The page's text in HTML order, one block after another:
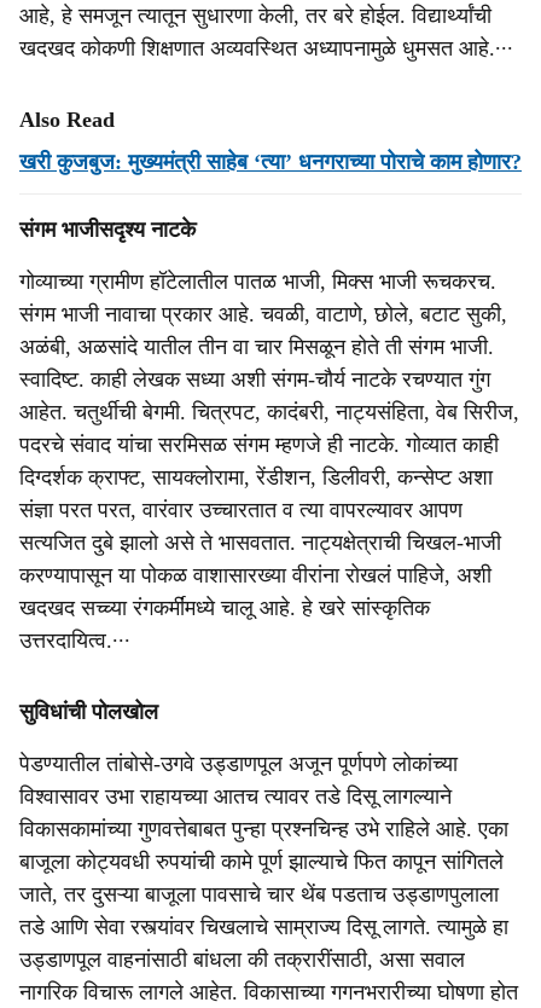
आहे, हे समजून त्यातून सुधारणा केली, तर बरे होईल. विद्यार्थ्यांची
खदखद कोकणी शिक्षणात अव्यवस्थित अध्यापनामुळे धुमसत आहे.∙∙∙
Also Read
खरी कुजबुज: मुख्यमंत्री साहेब ‘त्या’ धनगराच्या पोराचे काम होणार?
संगम भाजीसदृश्य नाटके
गोव्याच्या ग्रामीण हॉटेलातील पातळ भाजी, मिक्स भाजी रूचकरच.
संगम भाजी नावाचा प्रकार आहे. चवळी, वाटाणे, छोले, बटाट सुकी,
अळंबी, अळसांदे यातील तीन वा चार मिसळून होते ती संगम भाजी.
स्वादिष्ट. काही लेखक सध्या अशी संगम-चौर्य नाटके रचण्यात गुंग
आहेत. चतुर्थीची बेगमी. चित्रपट, कादंबरी, नाट्यसंहिता, वेब सिरीज,
पदरचे संवाद यांचा सरमिसळ संगम म्हणजे ही नाटके. गोव्यात काही
दिग्दर्शक क्राफ्ट, सायक्लोरामा, रेंडीशन, डिलीवरी, कन्सेप्ट अशा
संज्ञा परत परत, वारंवार उच्चारतात व त्या वापरल्यावर आपण
सत्यजित दुबे झालो असे ते भासवतात. नाट्यक्षेत्राची चिखल-भाजी
करण्यापासून या पोकळ वाशासारख्या वीरांना रोखलं पाहिजे, अशी
खदखद सच्च्या रंगकर्मींमध्ये चालू आहे. हे खरे सांस्कृतिक
उत्तरदायित्व.∙∙∙
सुविधांची पोलखोल
पेडण्यातील तांबोसे-उगवे उड्डाणपूल अजून पूर्णपणे लोकांच्या
विश्वासावर उभा राहायच्या आतच त्यावर तडे दिसू लागल्याने
विकासकामांच्या गुणवत्तेबाबत पुन्हा प्रश्नचिन्ह उभे राहिले आहे. एका
बाजूला कोट्यवधी रुपयांची कामे पूर्ण झाल्याचे फित कापून सांगितले
जाते, तर दुसऱ्या बाजूला पावसाचे चार थेंब पडताच उड्डाणपुलाला
तडे आणि सेवा रस्त्यांवर चिखलाचे साम्राज्य दिसू लागते. त्यामुळे हा
उड्डाणपूल वाहनांसाठी बांधला की तक्रारींसाठी, असा सवाल
नागरिक विचारू लागले आहेत. विकासाच्या गगनभरारीच्या घोषणा होत